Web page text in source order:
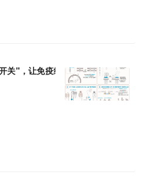
关"，让免疫细胞永不疲惫